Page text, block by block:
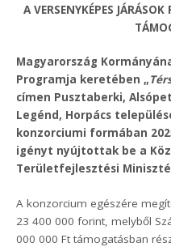
A VERSENYKÉPES
Magyarország
Programja keretében „
címen Pusztaberki,
Legénd, Horpács
konzorciumi formában
igényt nyújtottak be a
Területfejlesztési
A konzorcium egészére
23 400 000 forint, melyből
000 000 Ft támogatásban